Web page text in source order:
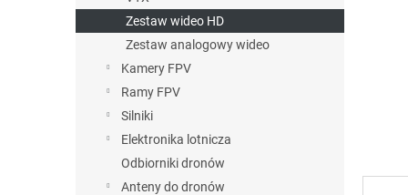
Zestaw wideo HD
Zestaw analogowy wideo
Kamery FPV
Ramy FPV
Silniki
Elektronika lotnicza
Odbiorniki dronów
Anteny do dronów